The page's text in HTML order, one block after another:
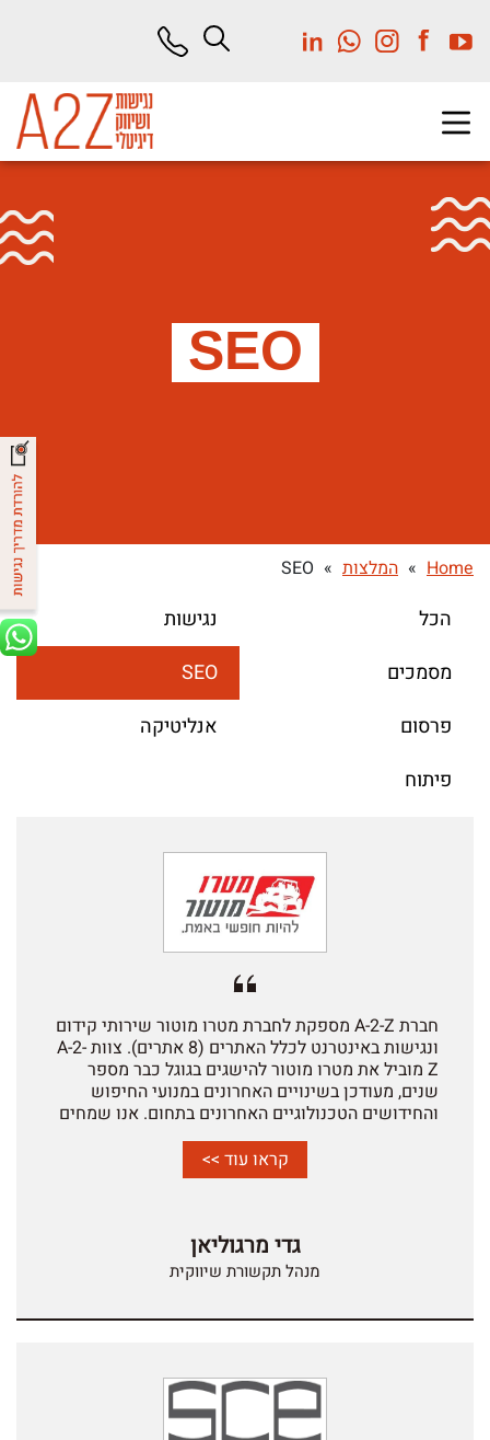
SEO
Home
» המלצות »
SEO
הכל
נגישות
מסמכים
SEO
פרסום
אנליטיקה
פיתוח
חברת A-2-Z מספקת לחברת מטרו מוטור שירותי קידום
ונגישות באינטרנט לכלל האתרים (8 אתרים). צוות A-2-
Z מוביל את מטרו מוטור להישגים בגוגל כבר מספר
שנים, מעודכן בשינויים האחרונים במנועי החיפוש
והחידושים הטכנולוגיים האחרונים בתחום. אנו שמחים
קראו עוד >>
גדי מרגוליאן
מנהל תקשורת שיווקית